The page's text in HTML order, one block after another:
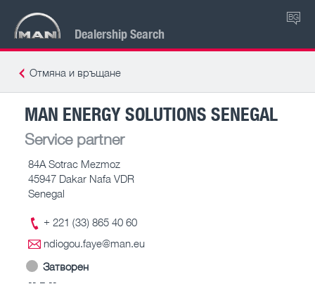
Dealership Search
BG
Отмяна и връщане
MAN ENERGY SOLUTIONS SENEGAL
Service partner
84A Sotrac Mezmoz
45947 Dakar Nafa VDR
Senegal
+ 221 (33) 865 40 60
ndiogou.faye@man.eu
Затворен
-- – --